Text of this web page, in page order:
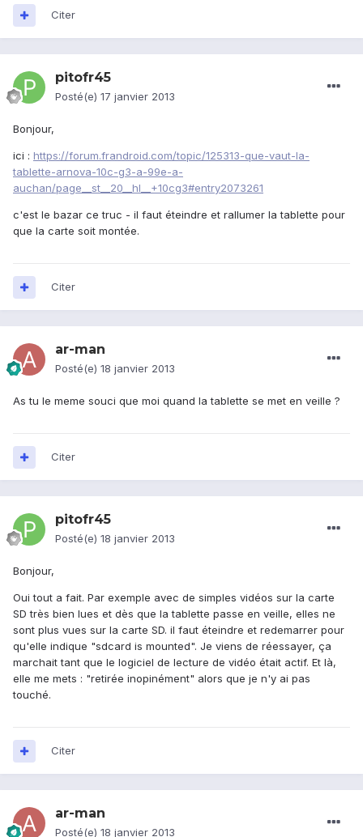
Citer
pitofr45
Posté(e) 17 janvier 2013
Bonjour,
ici : https://forum.frandroid.com/topic/125313-que-vaut-la-
tablette-arnova-10c-g3-a-99e-a-
auchan/page__st__20__hl__+10cg3#entry2073261
c'est le bazar ce truc - il faut éteindre et rallumer la tablette pour
que la carte soit montée.
Citer
ar-man
Posté(e) 18 janvier 2013
As tu le meme souci que moi quand la tablette se met en veille ?
Citer
pitofr45
Posté(e) 18 janvier 2013
Bonjour,
Oui tout a fait. Par exemple avec de simples vidéos sur la carte
SD très bien lues et dès que la tablette passe en veille, elles ne
sont plus vues sur la carte SD. il faut éteindre et redemarrer pour
qu'elle indique "sdcard is mounted". Je viens de réessayer, ça
marchait tant que le logiciel de lecture de vidéo était actif. Et là,
elle me mets : "retirée inopinément" alors que je n'y ai pas
touché.
Citer
ar-man
Posté(e) 18 janvier 2013